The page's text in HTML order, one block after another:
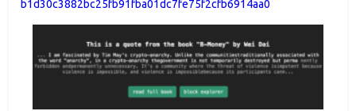
b1d30c3882bc25fb91fba01dc7fe75f2cfb6914aa0